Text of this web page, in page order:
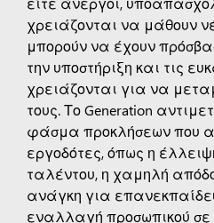
χρειάζονται να μάθουν
μπορούν να έχουν
την υποστήριξη και τις
χρειάζονται για να
τους. Το Generation
φάσμα προκλήσεων που
εργοδότες, όπως η
ταλέντου, η χαμηλή
ανάγκη για
εναλλαγή προσωπικού σε